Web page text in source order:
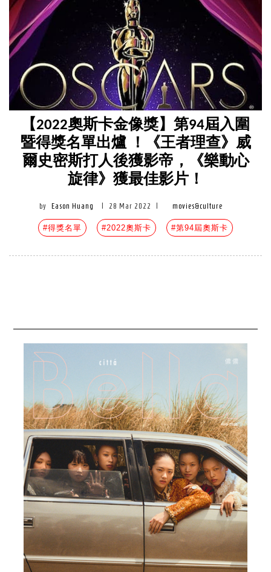
【2022奧斯卡金像獎】第94屆入圍
暨得獎名單出爐 ！《王者理查》威
爾史密斯打人後獲影帝，《樂動心
旋律》獲最佳影片！
by Eason Huang 28 Mar 2022 movies&culture
#得獎名單 #2022奧斯卡 #第94屆奧斯卡